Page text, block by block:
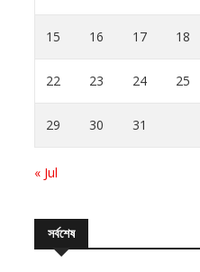
15 16 17 18
22 23 24 25
29 30 31
« Jul
সর্বশেষ